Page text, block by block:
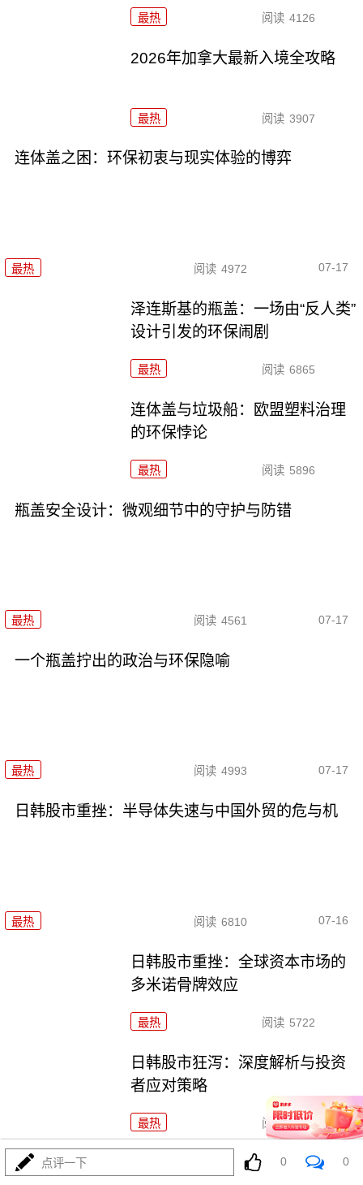
最热 阅读 4126
2026年加拿大最新入境全攻略
最热 阅读 3907
连体盖之困：环保初衷与现实体验的博弈
最热 阅读 4972 07-17
泽连斯基的瓶盖：一场由“反人类”
设计引发的环保闹剧
最热 阅读 6865
连体盖与垃圾船：欧盟塑料治理
的环保悖论
最热 阅读 5896
瓶盖安全设计：微观细节中的守护与防错
最热 阅读 4561 07-17
一个瓶盖拧出的政治与环保隐喻
最热 阅读 4993 07-17
日韩股市重挫：半导体失速与中国外贸的危与机
最热 阅读 6810 07-16
日韩股市重挫：全球资本市场的
多米诺骨牌效应
最热 阅读 5722
日韩股市狂泻：深度解析与投资
者应对策略
最热 阅读 5259
日韩股市开盘双双重挫，多重利
点评一下 0 0